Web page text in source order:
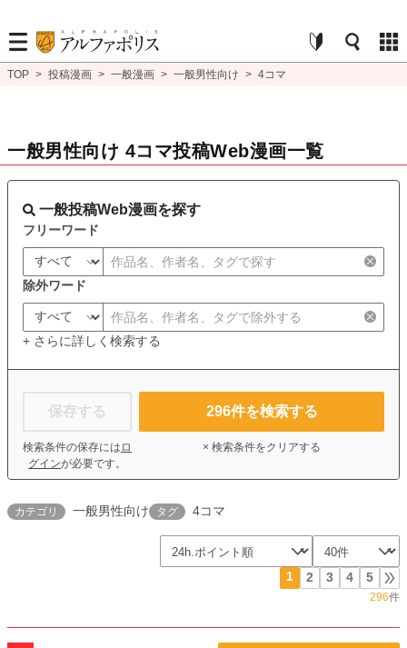
TOP > 投稿漫画 > 一般漫画 > 一般男性向け > 4コマ
一般男性向け 4コマ投稿Web漫画一覧
一般投稿Web漫画を探す
フリーワード
除外ワード
+ さらに詳しく検索する
保存する
検索条件の保存には ロ
グインが必要です。
296件を検索する
× 検索条件をクリアする
カテゴリ 一般男性向け タグ 4コマ
1 2 3 4 5
296件